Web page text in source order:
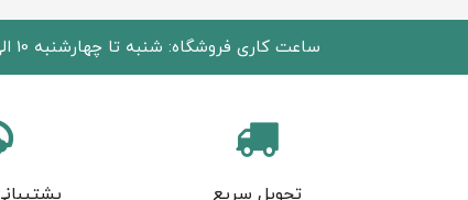
ساعت کاری فروشگاه: شنبه تا چهارشنبه 10 الی 18 پنجشنبه 10 الی 15
تحویل سریع